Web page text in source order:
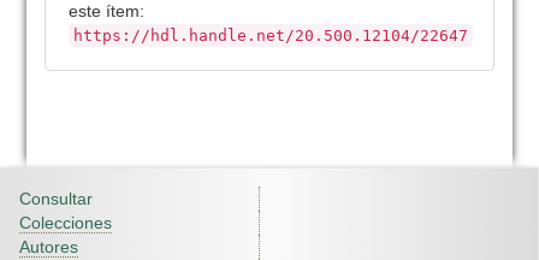
este ítem:
https://hdl.handle.net/20.500.12104/22647
Consultar
Colecciones
Autores